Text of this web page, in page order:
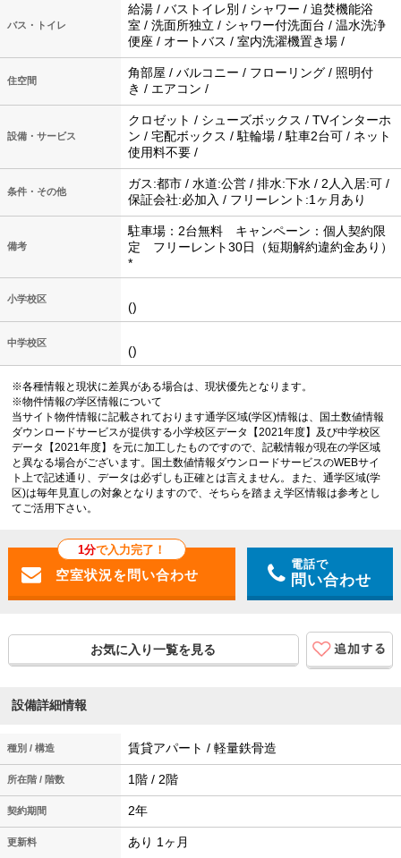
バス・トイレ
給湯 / バストイレ別 / シャワー / 追焚機能浴
室 / 洗面所独立 / シャワー付洗面台 / 温水洗浄
便座 / オートバス / 室内洗濯機置き場 /
住空間
角部屋 / バルコニー / フローリング / 照明付
き / エアコン /
設備・サービス
クロゼット / シューズボックス / TVインターホ
ン / 宅配ボックス / 駐輪場 / 駐車2台可 / ネット
使用料不要 /
条件・その他
ガス:都市 / 水道:公営 / 排水:下水 / 2人入居:可 /
保証会社:必加入 / フリーレント:1ヶ月あり
備考
駐車場：2台無料 キャンペーン：個人契約限
定 フリーレント30日（短期解約違約金あり）
*
小学校区
()
中学校区
()
※各種情報と現状に差異がある場合は、現状優先となります。
※物件情報の学区情報について
当サイト物件情報に記載されております通学区域(学区)情報は、国土数値情報
ダウンロードサービスが提供する小学校区データ【2021年度】及び中学校区
データ【2021年度】を元に加工したものですので、記載情報が現在の学区域
と異なる場合がございます。国土数値情報ダウンロードサービスのWEBサイ
ト上で記述通り、データは必ずしも正確とは言えません。また、通学区域(学
区)は毎年見直しの対象となりますので、そちらを踏まえ学区情報は参考とし
てご活用下さい。
1分で入力完了！
電話で
問い合わせ
お気に入り一覧を見る
設備詳細情報
種別 / 構造 賃貸アパート / 軽量鉄骨造
所在階 / 階数 1階 / 2階
契約期間 2年
更新料 あり 1ヶ月